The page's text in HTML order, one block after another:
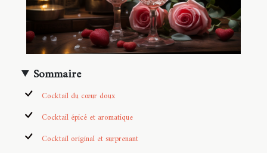
Sommaire
Cocktail du cœur doux
Cocktail épicé et aromatique
Cocktail original et surprenant